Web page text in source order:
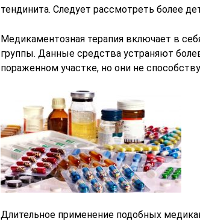
тендинита. Следует рассмотреть более
Медикаментозная терапия включает в
группы. Данные средства устраняют
пораженном участке, но они не
Длительное применение подобных